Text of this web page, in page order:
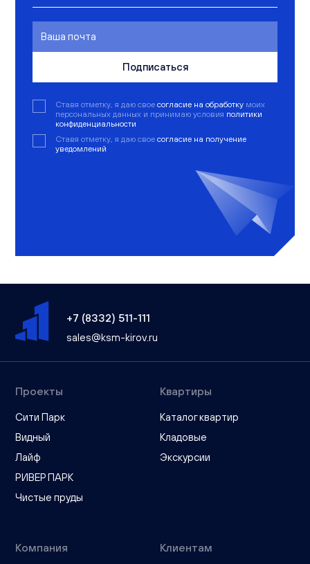
Подписаться
Ставя отметку, я даю свое согласие на обработку моих
персональных данных и принимаю условия политики
конфиденциальности
Ставя отметку, я даю свое согласие на получение
уведомлений
+7 (8332) 511-111
sales@ksm-kirov.ru
Проекты
Сити Парк
Видный
Лайф
РИВЕР ПАРК
Чистые пруды
Квартиры
Каталог квартир
Кладовые
Экскурсии
Компания Клиентам